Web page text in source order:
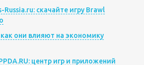
скачайте игру Brawl
как они влияют на экономику
центр игр и приложений